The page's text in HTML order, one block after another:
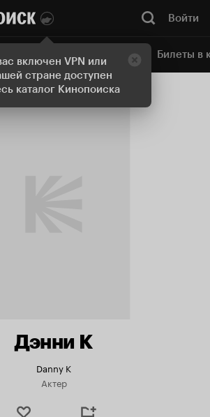
включен VPN или
стране доступен
каталог Кинопоиска
Войти
Онлайн-кинотеатр Билеты в
Дэнни К
Danny K
Актер